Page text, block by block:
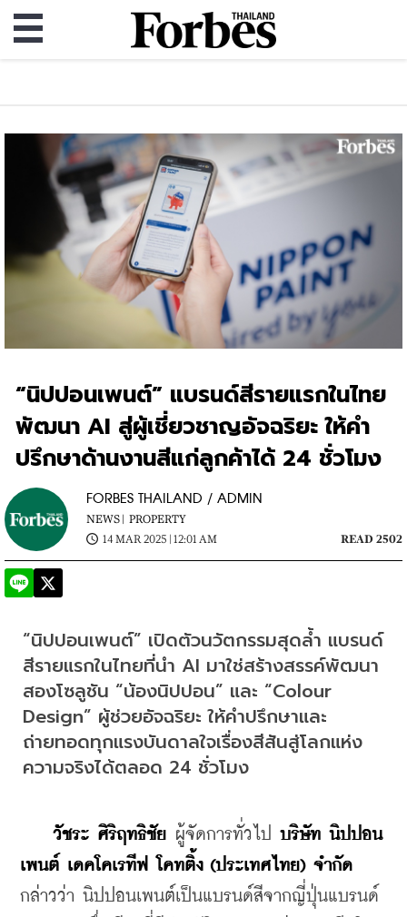
“นิปปอนเพนต์” แบรนด์สีรายแรกในไทย
พัฒนา AI สู่ผู้เชี่ยวชาญอัจฉริยะ ให้คำ
ปรึกษาด้านงานสีแก่ลูกค้าได้ 24 ชั่วโมง
FORBES THAILAND / ADMIN
NEWS | PROPERTY
14 MAR 2025 | 12:01 AM
READ 2502
“นิปปอนเพนต์” เปิดตัวนวัตกรรมสุดล้ำ แบรนด์
สีรายแรกในไทยที่นำ AI มาใช่สร้างสรรค์พัฒนา
สองโซลูชัน “น้องนิปปอน” และ “Colour
Design” ผู้ช่วยอัจฉริยะ ให้คำปรึกษาและ
ถ่ายทอดทุกแรงบันดาลใจเรื่องสีสันสู่โลกแห่ง
ความจริงได้ตลอด 24 ชั่วโมง
วัชระ ศิริฤทธิชัย ผู้จัดการทั่วไป บริษัท นิปปอน
เพนต์ เดคโคเรทีฟ โคทติ้ง (ประเทศไทย) จำกัด
กล่าวว่า นิปปอนเพนต์เป็นแบรนด์สีจากญี่ปุ่นแบรนด์